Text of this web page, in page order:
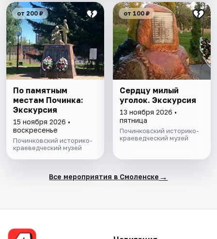
от 200 ₽
По памятным
местам Починка:
Экскурсия
15 ноября 2026 •
воскресенье
Починковский историко-
краеведческий музей
от 100 ₽
Сердцу милый
уголок. Экскурсия
13 ноября 2026 •
пятница
Починковский историко-
краеведческий музей
Все мероприятия в Смоленске →